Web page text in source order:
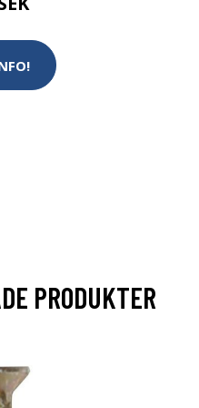
PRODUKTER